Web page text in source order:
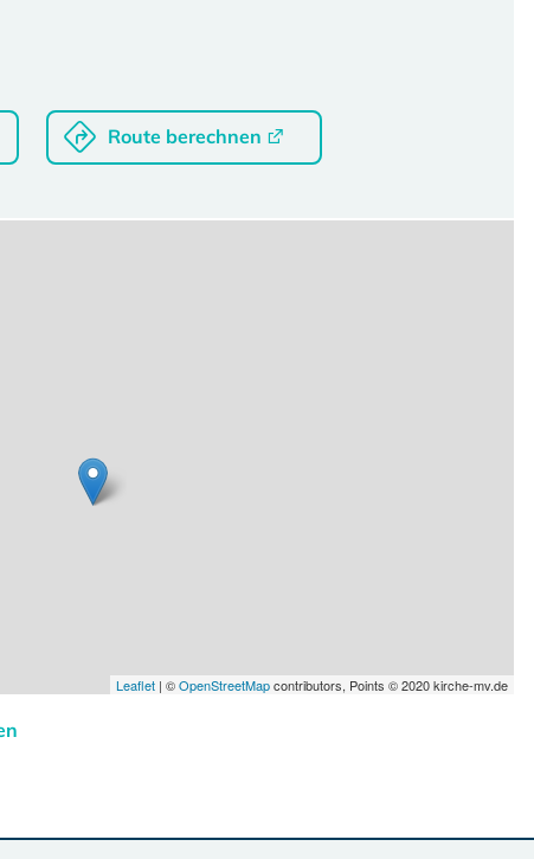
Route berechnen
Leaflet| ©OpenStreetMapcontributors, Points © 2020 kirche-mv.de